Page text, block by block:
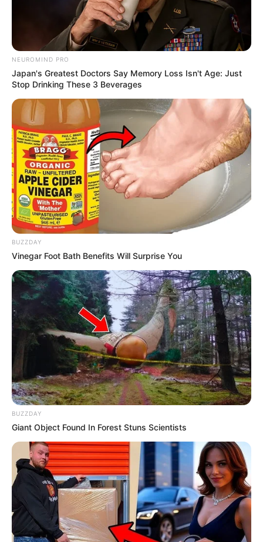
NEUROMIND PRO
Japan's Greatest Doctors Say Memory Loss Isn't Age: Just
Stop Drinking These 3 Beverages
BUZZDAY
Vinegar Foot Bath Benefits Will Surprise You
BUZZDAY
Giant Object Found In Forest Stuns Scientists